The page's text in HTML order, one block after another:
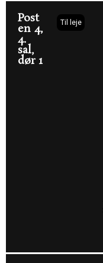
Post
en 4,
4.
sal,
dør 1
Til leje